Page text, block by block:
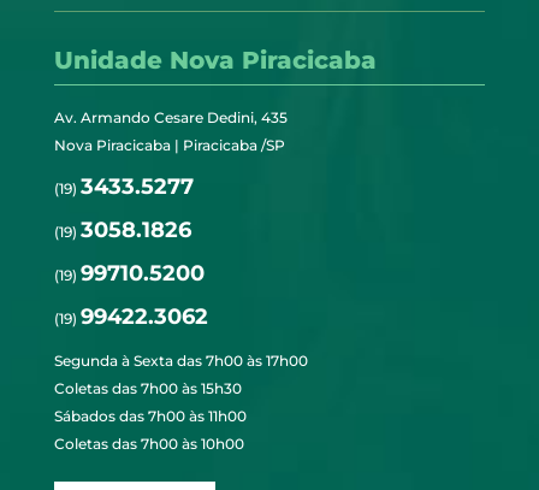
Unidade Nova Piracicaba
Av. Armando Cesare Dedini, 435
Nova Piracicaba | Piracicaba /SP
(19) 3433.5277
(19) 3058.1826
(19) 99710.5200
(19) 99422.3062
Segunda à Sexta das 7h00 às 17h00
Coletas das 7h00 às 15h30
Sábados das 7h00 às 11h00
Coletas das 7h00 às 10h00